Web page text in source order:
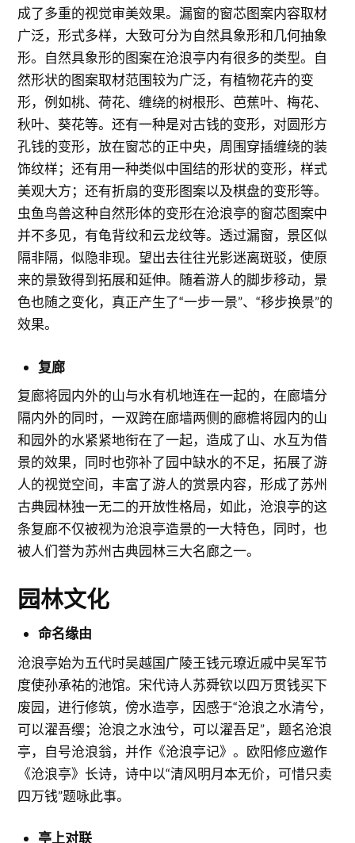
成了多重的视觉审美效果。漏窗的窗芯图案内容取材
广泛，形式多样，大致可分为自然具象形和几何抽象
形。自然具象形的图案在沧浪亭内有很多的类型。自
然形状的图案取材范围较为广泛，有植物花卉的变
形，例如桃、荷花、缠绕的树根形、芭蕉叶、梅花、
秋叶、葵花等。还有一种是对古钱的变形，对圆形方
孔钱的变形，放在窗芯的正中央，周围穿插缠绕的装
饰纹样；还有用一种类似中国结的形状的变形，样式
美观大方；还有折扇的变形图案以及棋盘的变形等。
虫鱼鸟兽这种自然形体的变形在沧浪亭的窗芯图案中
并不多见，有龟背纹和云龙纹等。透过漏窗，景区似
隔非隔，似隐非现。望出去往往光影迷离斑驳，使原
来的景致得到拓展和延伸。随着游人的脚步移动，景
色也随之变化，真正产生了“一步一景”、“移步换景”的
效果。
复廊
复廊将园内外的山与水有机地连在一起的，在廊墙分
隔内外的同时，一双跨在廊墙两侧的廊檐将园内的山
和园外的水紧紧地衔在了一起，造成了山、水互为借
景的效果，同时也弥补了园中缺水的不足，拓展了游
人的视觉空间，丰富了游人的赏景内容，形成了苏州
古典园林独一无二的开放性格局，如此，沧浪亭的这
条复廊不仅被视为沧浪亭造景的一大特色，同时，也
被人们誉为苏州古典园林三大名廊之一。
园林文化
命名缘由
沧浪亭始为五代时吴越国广陵王钱元璙近戚中吴军节
度使孙承祐的池馆。宋代诗人苏舜钦以四万贯钱买下
废园，进行修筑，傍水造亭，因感于“沧浪之水清兮，
可以濯吾缨；沧浪之水浊兮，可以濯吾足”，题名沧浪
亭，自号沧浪翁，并作《沧浪亭记》。欧阳修应邀作
《沧浪亭》长诗，诗中以“清风明月本无价，可惜只卖
四万钱”题咏此事。
亭上对联